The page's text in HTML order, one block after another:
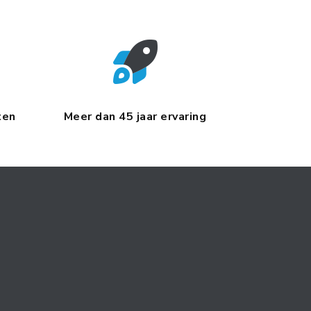
Meer dan 45 jaar ervaring